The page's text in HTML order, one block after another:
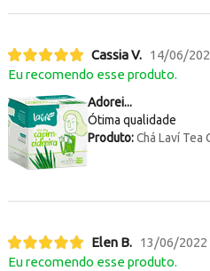
Cassia V. 14/06/
Eu recomendo esse produto.
Adorei...
Ótima qualidade
Produto:Chá Laví Tea
Elen B. 13/06/2022
Eu recomendo esse produto.